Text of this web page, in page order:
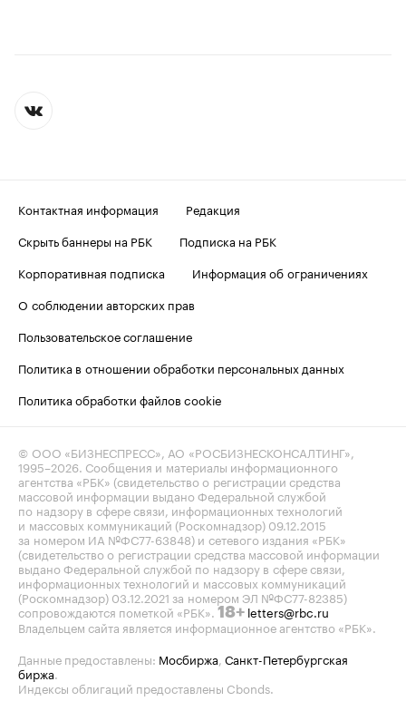
Контактная информация
Редакция
Скрыть баннеры на РБК
Подписка на РБК
Корпоративная подписка
Информация об ограничениях
О соблюдении авторских прав
Пользовательское соглашение
Политика в отношении обработки персональных данных
Политика обработки файлов cookie
© ООО «БИЗНЕСПРЕСС», АО «РОСБИЗНЕСКОНСАЛТИНГ»,
1995–2026. Сообщения и материалы информационного
агентства «РБК» (свидетельство о регистрации средства
массовой информации выдано Федеральной службой
по надзору в сфере связи, информационных технологий
и массовых коммуникаций (Роскомнадзор) 09.12.2015
за номером ИА №ФС77-63848) и сетевого издания «РБК»
(свидетельство о регистрации средства массовой информации
выдано Федеральной службой по надзору в сфере связи,
информационных технологий и массовых коммуникаций
(Роскомнадзор) 03.12.2021 за номером ЭЛ №ФС77-82385)
сопровождаются пометкой «РБК». 18+ letters@rbc.ru
Владельцем сайта является информационное агентство «РБК».
Данные предоставлены: Мосбиржа, Санкт-Петербургская
биржа.
Индексы облигаций предоставлены Cbonds.